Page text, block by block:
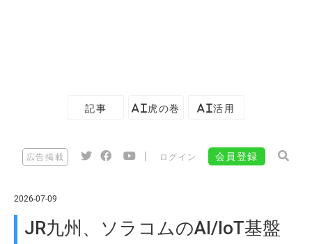
記事 AI虎の巻 AI活用
広告掲載 ログイン 会員登録
2026-07-09
JR九州、ソラコムのAI/IoT基盤